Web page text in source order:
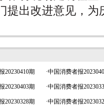
提出改进意见，为
20230410期 ·中国消费者报
20230403期 ·中国消费者报
20230328期 ·中国消费者报